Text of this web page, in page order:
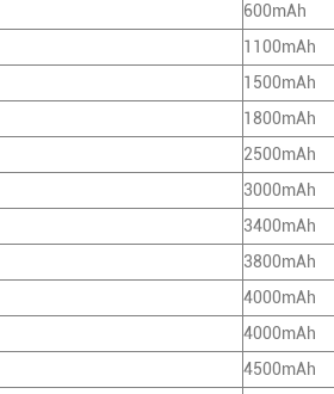
600mAh
1100mAh
1500mAh
1800mAh
2500mAh
3000mAh
3400mAh
3800mAh
4000mAh
4000mAh
4500mAh